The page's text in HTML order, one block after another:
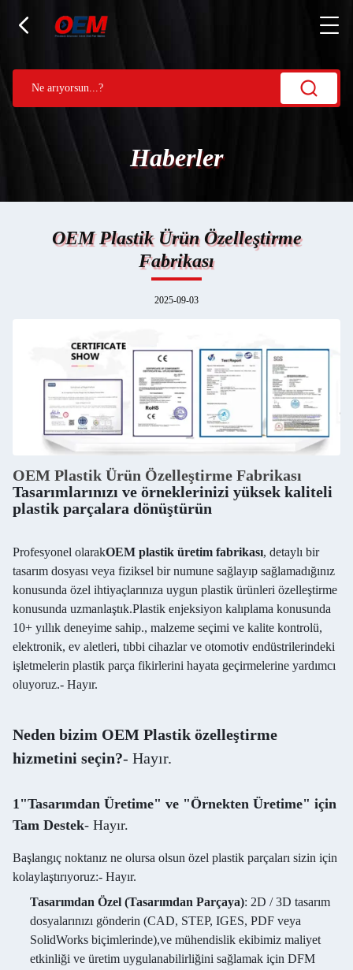
Haberler
OEM Plastik Ürün Özelleştirme
Fabrikası
2025-09-03
OEM Plastik Ürün Özelleştirme Fabrikası
Tasarımlarınızı ve örneklerinizi yüksek kaliteli
plastik parçalara dönüştürün
Profesyonel olarakOEM plastik üretim fabrikası, detaylı bir
tasarım dosyası veya fiziksel bir numune sağlayıp sağlamadığınız
konusunda özel ihtiyaçlarınıza uygun plastik ürünleri özelleştirme
konusunda uzmanlaştık.Plastik enjeksiyon kalıplama konusunda
10+ yıllık deneyime sahip., malzeme seçimi ve kalite kontrolü,
elektronik, ev aletleri, tıbbi cihazlar ve otomotiv endüstrilerindeki
işletmelerin plastik parça fikirlerini hayata geçirmelerine yardımcı
oluyoruz.- Hayır.
Neden bizim OEM Plastik özelleştirme
hizmetini seçin?- Hayır.
1"Tasarımdan Üretime" ve "Örnekten Üretime" için
Tam Destek- Hayır.
Başlangıç noktanız ne olursa olsun özel plastik parçaları sizin için
kolaylaştırıyoruz:- Hayır.
Tasarımdan Özel (Tasarımdan Parçaya): 2D / 3D tasarım
dosyalarınızı gönderin (CAD, STEP, IGES, PDF veya
SolidWorks biçimlerinde),ve mühendislik ekibimiz maliyet
etkinliği ve üretim uygulanabilirliğini sağlamak için DFM